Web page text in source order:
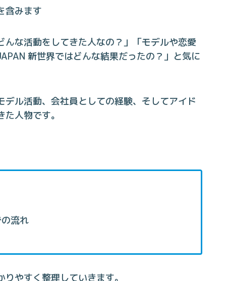
含みます
な活動をしてきた人なの？」「モデルや恋愛
新世界ではどんな結果だったの？」と気に
ル活動、会社員としての経験、そしてアイド
人物です。
流れ
やすく整理していきます。